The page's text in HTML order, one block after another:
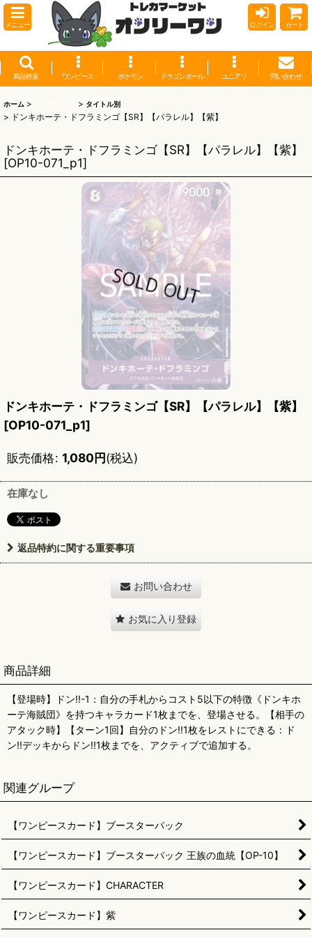
メニュー ログイン カート
商品検索 ワンピース ポケモン ドラゴンボール ユニアリ 問い合わせ
ホーム > > タイトル別
> ドンキホーテ・ドフラミンゴ【SR】【パラレル】【紫】
ドンキホーテ・ドフラミンゴ【SR】【パラレル】【紫】
[OP10-071_p1]
ドンキホーテ・ドフラミンゴ【SR】【パラレル】【紫】
[OP10-071_p1]
販売価格: 1,080円(税込)
在庫なし
返品特約に関する重要事項
お問い合わせ
お気に入り登録
商品詳細
【登場時】ドン!!-1：自分の手札からコスト5以下の特徴《ドンキホ
ーテ海賊団》を持つキャラカード1枚までを、登場させる。【相手の
アタック時】【ターン1回】自分のドン!!1枚をレストにできる：ド
ン!!デッキからドン!!1枚までを、アクティブで追加する。
関連グループ
【ワンピースカード】ブースターパック
【ワンピースカード】ブースターパック 王族の血統【OP-10】
【ワンピースカード】CHARACTER
【ワンピースカード】紫